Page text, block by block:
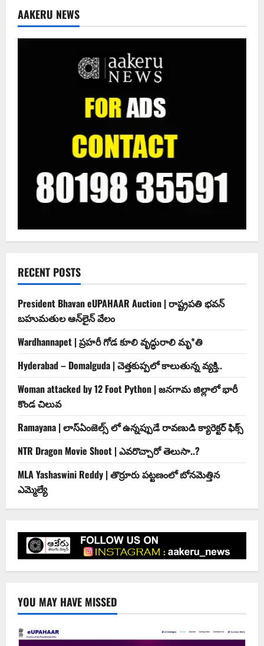
AAKERU NEWS
RECENT POSTS
President Bhavan eUPAHAAR Auction | రాష్ట్రపతి భవన్
బహుమతుల ఆన్‌లైన్ వేలం
Wardhannapet | ప్రహరీ గోడ కూలి వృద్ధురాలి మృ*తి
Hyderabad – Domalguda | చెత్త‌కుప్ప‌లో కాలుతున్న వ్య‌క్తి..
Woman attacked by 12 Foot Python | జనగామ జిల్లాలో భారీ
కొండ చిలువ
Ramayana | లాస్ఏంజెల్స్ లో ఉన్నప్పుడే రావణుడి క్యారెక్టర్ ఫిక్స్
NTR Dragon Movie Shoot | ఎవరొచ్చారో తెలుసా..?
MLA Yashaswini Reddy | తొర్రూరు పట్టణంలో బోనమెత్తిన
ఎమ్మెల్యే
YOU MAY HAVE MISSED